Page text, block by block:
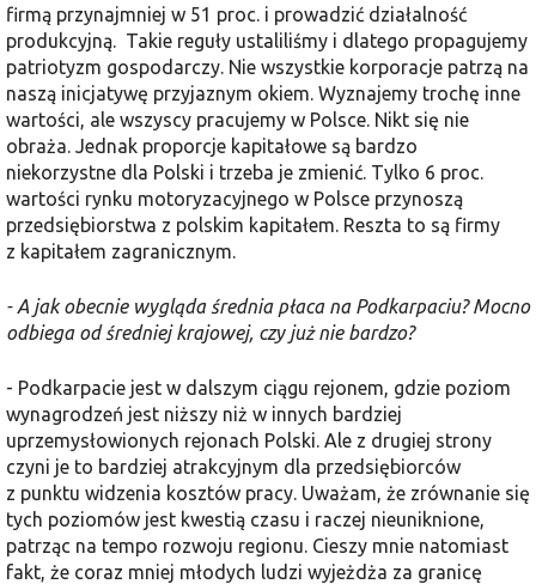
firmą przynajmniej w 51 proc. i prowadzić działalność
produkcyjną. Takie reguły ustaliliśmy i dlatego propagujemy
patriotyzm gospodarczy. Nie wszystkie korporacje patrzą na
naszą inicjatywę przyjaznym okiem. Wyznajemy trochę inne
wartości, ale wszyscy pracujemy w Polsce. Nikt się nie
obraża. Jednak proporcje kapitałowe są bardzo
niekorzystne dla Polski i trzeba je zmienić. Tylko 6 proc.
wartości rynku motoryzacyjnego w Polsce przynoszą
przedsiębiorstwa z polskim kapitałem. Reszta to są firmy
z kapitałem zagranicznym.
- A jak obecnie wygląda średnia płaca na Podkarpaciu? Mocno
odbiega od średniej krajowej, czy już nie bardzo?
- Podkarpacie jest w dalszym ciągu rejonem, gdzie poziom
wynagrodzeń jest niższy niż w innych bardziej
uprzemysłowionych rejonach Polski. Ale z drugiej strony
czyni je to bardziej atrakcyjnym dla przedsiębiorców
z punktu widzenia kosztów pracy. Uważam, że zrównanie się
tych poziomów jest kwestią czasu i raczej nieuniknione,
patrząc na tempo rozwoju regionu. Cieszy mnie natomiast
fakt, że coraz mniej młodych ludzi wyjeżdża za granicę